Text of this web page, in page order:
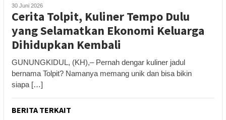
30 Juni 2026
Cerita Tolpit, Kuliner Tempo Dulu
yang Selamatkan Ekonomi Keluarga
Dihidupkan Kembali
GUNUNGKIDUL, (KH),– Pernah dengar kuliner jadul
bernama Tolpit? Namanya memang unik dan bisa bikin
siapa […]
BERITA TERKAIT